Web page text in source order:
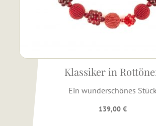
Klassiker in
Ein wunderschönes Stück
139,00 €